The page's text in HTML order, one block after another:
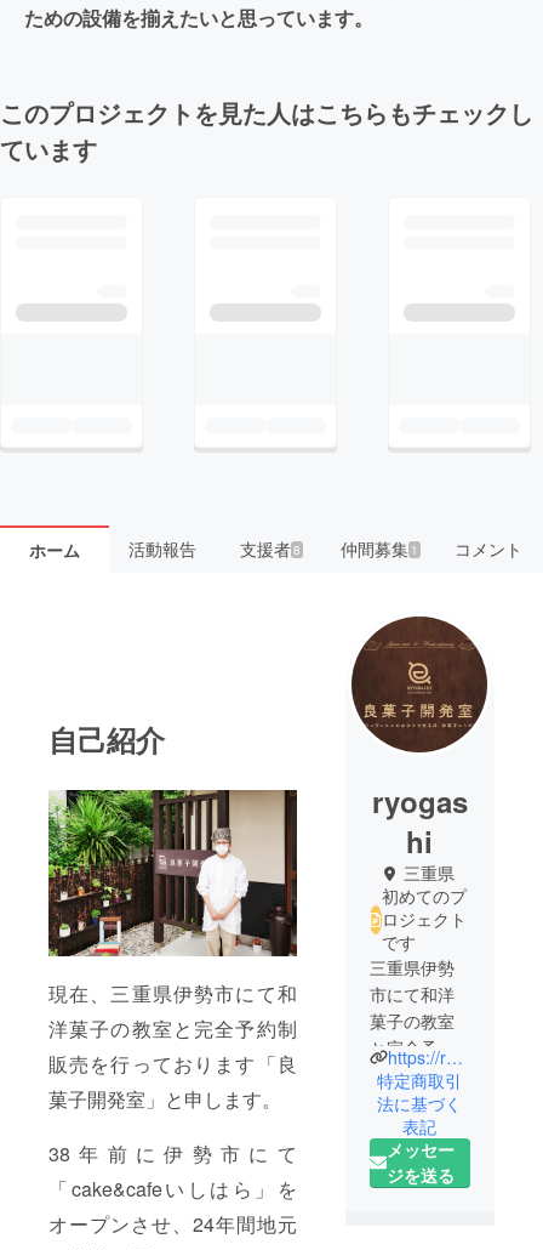
ための設備を揃えたいと思っています。
このプロジェクトを見た人はこちらもチェックし
ています
ホーム 活動報告 支援者8 仲間募集 1 コメント
自己紹介
現在、三重県伊勢市にて和
洋菓子の教室と完全予約制
販売を行っております「良
菓子開発室」と申します。
38年前に伊勢市にて
「cake&cafeいしはら」を
オープンさせ、24年間地元
ryogas
hi
三重県
初めてのプ
ロジェクト
です
三重県伊勢
市にて和洋
菓子の教室
と完全予約
制販売を
行っており
ます「良菓
子開発室」
の石原良子
https://ryogashi.com/
特定商取引
法に基づく
表記
メッセー
ジを送る